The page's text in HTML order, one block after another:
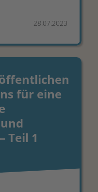
28.07.2023
für eine
Teil 1